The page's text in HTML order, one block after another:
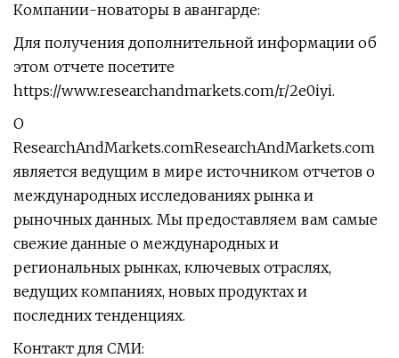
Компании-новаторы в авангарде:
Для получения дополнительной информации об
этом отчете посетите
https://www.researchandmarkets.com/r/2e0iyi.
О
ResearchAndMarkets.comResearchAndMarkets.com
является ведущим в мире источником отчетов о
международных исследованиях рынка и
рыночных данных. Мы предоставляем вам самые
свежие данные о международных и
региональных рынках, ключевых отраслях,
ведущих компаниях, новых продуктах и ​​
последних тенденциях.
Контакт для СМИ: